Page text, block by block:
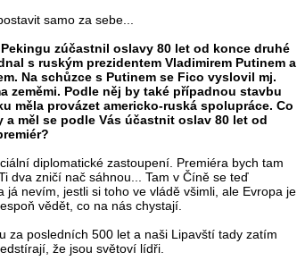
samo za sebe...
zúčastnil oslavy 80 let od konce druhé
s ruským prezidentem Vladimirem Putinem a
Na schůzce s Putinem se Fico vyslovil mj.
zeměmi. Podle něj by také případnou stavbu
měla provázet americko-ruská spolupráce. Co
měl se podle Vás účastnit oslav 80 let od
diplomatické zastoupení. Premiéra bych tam
dva zničí nač sáhnou... Tam v Číně se teď
nevím, jestli si toho ve vládě všimli, ale Evropa je
vědět, co na nás chystají.
za posledních 500 let a naši Lipavští tady zatím
že jsou světoví lídři.